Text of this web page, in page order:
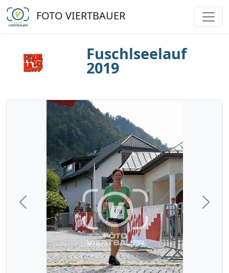
FOTO VIERTBAUER
Fuschlseelauf
2019
Previous Next